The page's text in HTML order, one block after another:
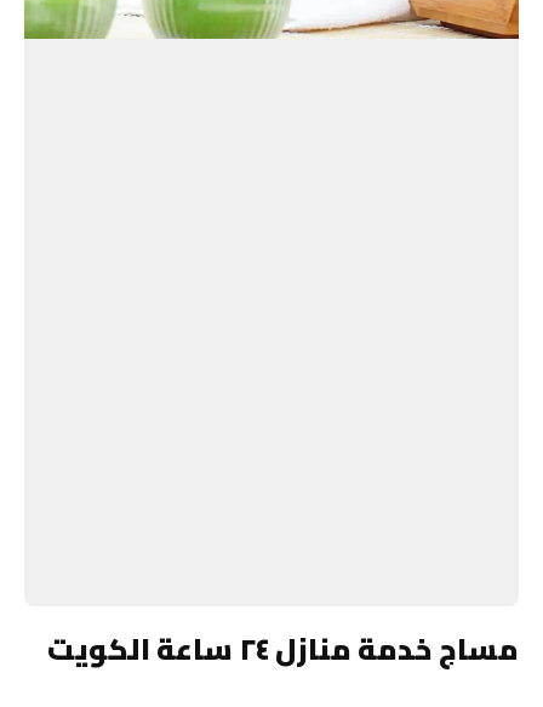
مساج خدمة منازل ٢٤ ساعة الكويت